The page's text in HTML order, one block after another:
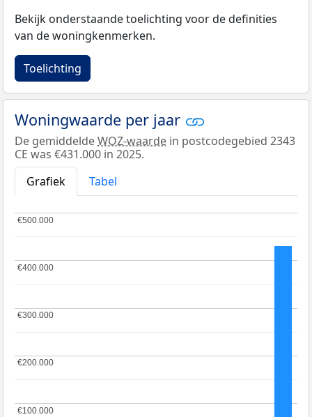
Bekijk onderstaande toelichting voor de definities
van de woningkenmerken.
Toelichting
Woningwaarde per jaar
De gemiddeldeWOZ-waarde in postcodegebied 2343
CE was €431.000 in 2025.
Grafiek
Tabel
€100.000
€100.000
€200.000
€200.000
€300.000
€300.000
€400.000
€400.000
€500.000
€500.000